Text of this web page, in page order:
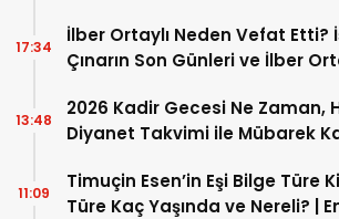
İlber Ortaylı Neden Vefat Etti?
Çınarın Son Günleri ve İlber
17:34
2026 Kadir Gecesi Ne Zaman,
Diyanet Takvimi ile Mübarek
13:48
Timuçin Esen’in Eşi Bilge Türe
Türe Kaç Yaşında ve Nereli? |
11:09